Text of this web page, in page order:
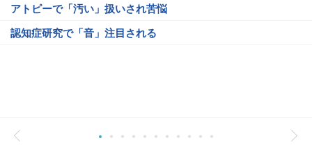
アトピーで「汚い」扱いされ苦悩
認知症研究で「音」注目される